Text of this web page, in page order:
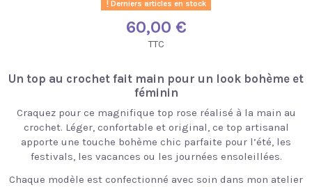
Derniers articles en stock
60,00 €
TTC
Un top au crochet fait main pour un look bohème et
féminin
Craquez pour ce magnifique top rose réalisé à la main au
crochet. Léger, confortable et original, ce top artisanal
apporte une touche bohème chic parfaite pour l’été, les
festivals, les vacances ou les journées ensoleillées.
Chaque modèle est confectionné avec soin dans mon atelier